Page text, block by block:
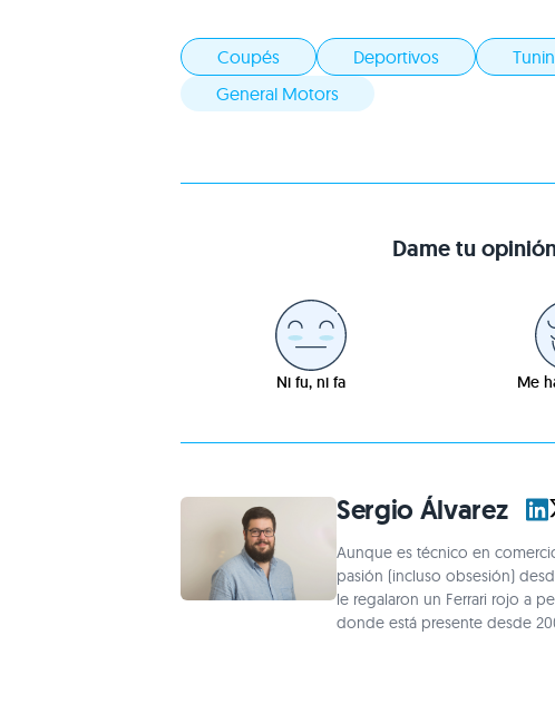
Coupés Deportivos
General Motors
Dame tu
Ni fu, ni fa Me
Sergio Álvarez
Aunque es técnico en
pasión (incluso obsesión)
le regalaron un Ferrari rojo a
donde está presente desde